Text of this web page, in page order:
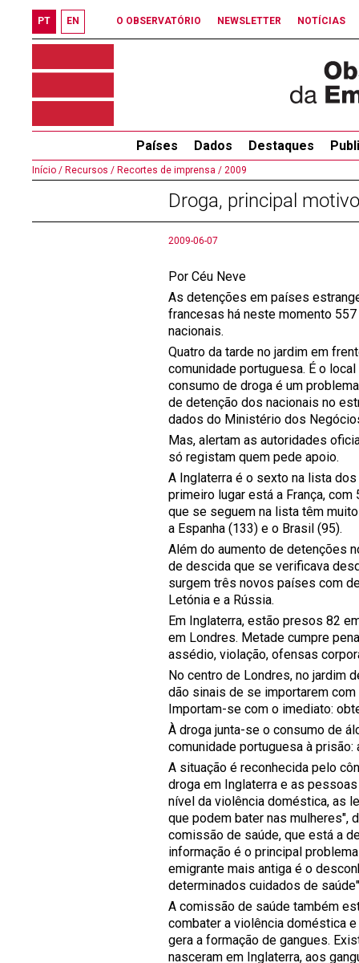
PT EN O OBSERVATÓRIO NEWSLETTER NOTÍCIAS
Países Dados Destaques
Início / Recursos / Recortes de imprensa / 2009
Droga, principal
2009-06-07
Por Céu Neve
As detenções em países
francesas há neste momento
nacionais.
Quatro da tarde no jardim em
comunidade portuguesa. É o
consumo de droga é um
de detenção dos nacionais no
dados do Ministério dos
Mas, alertam as autoridades
só registam quem pede apoio.
A Inglaterra é o sexto na lista
primeiro lugar está a França,
que se seguem na lista têm
a Espanha (133) e o Brasil (95).
Além do aumento de detenções
de descida que se verificava
surgem três novos países com
Letónia e a Rússia.
Em Inglaterra, estão presos 82
em Londres. Metade cumpre
assédio, violação, ofensas
No centro de Londres, no jardim
dão sinais de se importarem
Importam-se com o imediato:
À droga junta-se o consumo de
comunidade portuguesa à
A situação é reconhecida pelo
droga em Inglaterra e as
nível da violência doméstica, as
que podem bater nas mulheres",
comissão de saúde, que está a
informação é o principal
emigrante mais antiga é o
determinados cuidados de
A comissão de saúde também
combater a violência doméstica
gera a formação de gangues.
nasceram em Inglaterra, aos